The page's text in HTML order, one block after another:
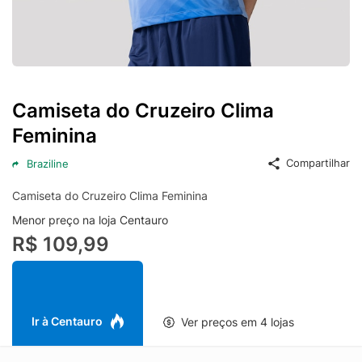
Camiseta do Cruzeiro Clima
Feminina
Braziline Compartilhar
Camiseta do Cruzeiro Clima Feminina
Menor preço na loja Centauro
R$ 109,99
Ir à Centauro Ver preços em 4 lojas